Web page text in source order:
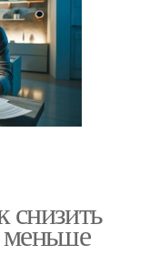
снизить
меньше